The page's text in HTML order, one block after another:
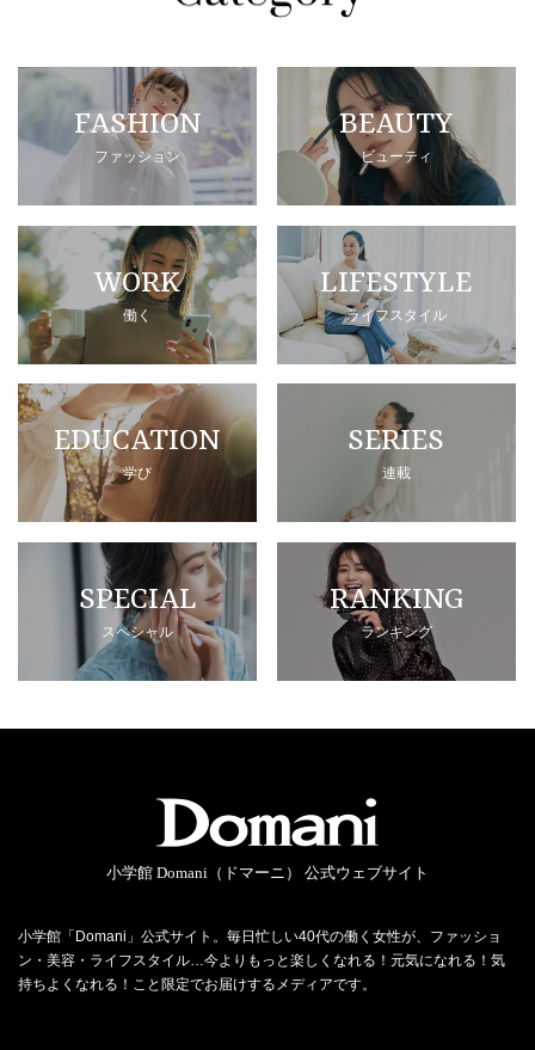
FASHION
ファッション
BEAUTY
ビューティ
WORK
働く
LIFESTYLE
ライフスタイル
EDUCATION
学び
SERIES
連載
SPECIAL
スペシャル
RANKING
ランキング
小学館 Domani（ドマーニ） 公式ウェブサイト
小学館「Domani」公式サイト。毎日忙しい40代の働く女性が、ファッショ
ン・美容・ライフスタイル…今よりもっと楽しくなれる！元気になれる！気
持ちよくなれる！こと限定でお届けするメディアです。